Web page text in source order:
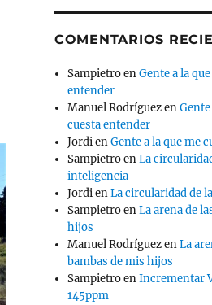
COMENTARIOS
SampietroenGente a la
entender
Manuel Rodríguezen
cuesta entender
JordienGente a la que me
SampietroenLa
inteligencia
JordienLa circularidad de
SampietroenLa arena de
hijos
Manuel RodríguezenLa
bambas de mis hijos
SampietroenIncrementar
145ppm